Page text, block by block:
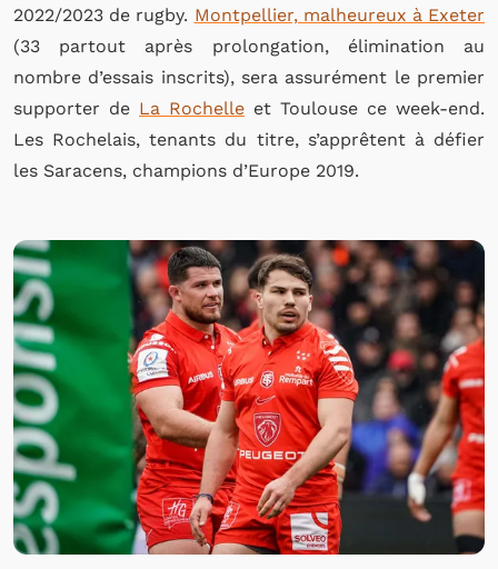
2022/2023 de rugby. Montpellier, malheureux à Exeter
(33 partout après prolongation, élimination au
nombre d’essais inscrits), sera assurément le premier
supporter de La Rochelle et Toulouse ce week-end.
Les Rochelais, tenants du titre, s’apprêtent à défier
les Saracens, champions d’Europe 2019.